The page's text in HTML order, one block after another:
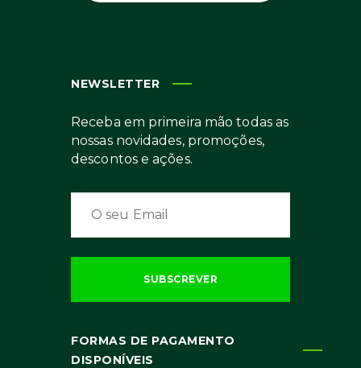
NEWSLETTER
Receba em primeira mão todas as
nossas novidades, promoções,
descontos e ações.
FORMAS DE PAGAMENTO
DISPONÍVEIS